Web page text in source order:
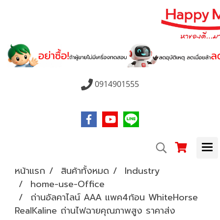
0914901555
หน้าแรก สินค้าทั้งหมด
Industry
home-use-Office
ถ่านอัลคาไลน์ AAA แพค4ก้อน WhiteHorse
RealKaline ถ่านไฟฉายคุณภาพสูง ราคาส่ง